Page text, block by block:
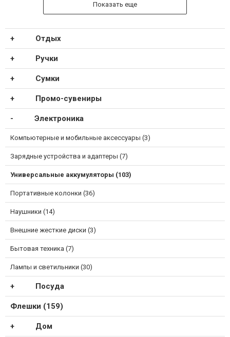
Показать еще
Отдых
Ручки
Сумки
Промо-сувениры
Электроника
Компьютерные и мобильные аксессуары (3)
Зарядные устройства и адаптеры (7)
Универсальные аккумуляторы (103)
Портативные колонки (36)
Наушники (14)
Внешние жесткие диски (3)
Бытовая техника (7)
Лампы и светильники (30)
Посуда
Флешки (159)
Дом